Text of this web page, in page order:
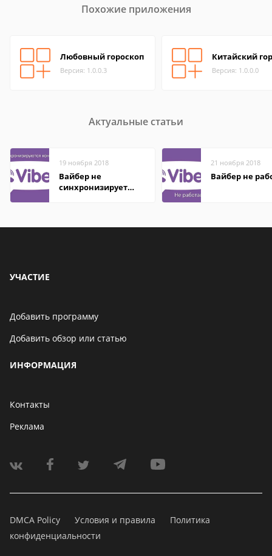
Похожие приложения
Любовный гороскоп
Версия: 1.0.0.3
Китайский
Версия: 1.0.0.0
Актуальные статьи
19 ноября 2018
Вайбер не
синхронизирует
21 ноября 2018
Вайбер не
УЧАСТИЕ
Добавить программу
Добавить обзор или статью
ИНФОРМАЦИЯ
Контакты
Реклама
DMCA Policy Условия и правила
Политика
конфиденциальности